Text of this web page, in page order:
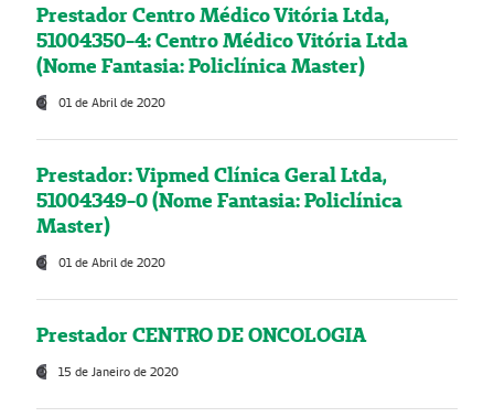
Prestador Centro Médico Vitória Ltda,
51004350-4: Centro Médico Vitória Ltda
(Nome Fantasia: Policlínica Master)
01 de Abril de 2020
Prestador: Vipmed Clínica Geral Ltda,
51004349-0 (Nome Fantasia: Policlínica
Master)
01 de Abril de 2020
Prestador CENTRO DE ONCOLOGIA
15 de Janeiro de 2020